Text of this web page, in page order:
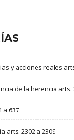
y acciones reales
de la herencia arts.
a 637
arts. 2302 a 2309